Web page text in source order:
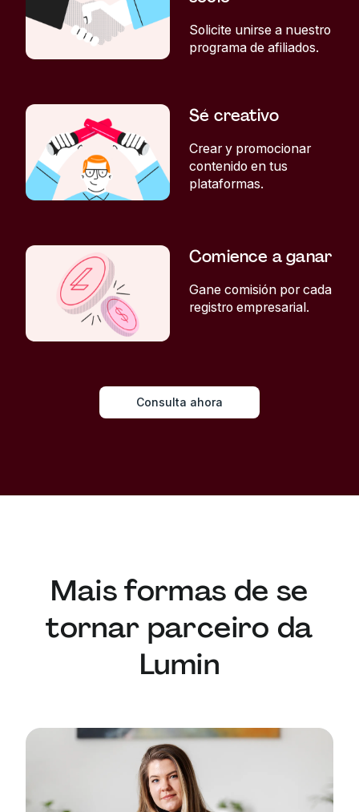
Solicite unirse a nuestro
programa de afiliados.
Sé creativo
Crear y promocionar
contenido en tus
plataformas.
Comience a ganar
Gane comisión por cada
registro empresarial.
Consulta ahora
Mais formas de se
tornar parceiro da
Lumin